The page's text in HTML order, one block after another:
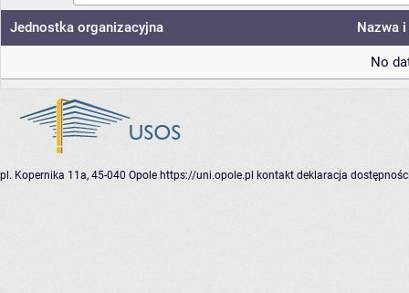
Jednostka organizacyjna Nazwa
No
pl. Kopernika 11a, 45-040 Opole https://uni.opole.pl kontakt deklaracja